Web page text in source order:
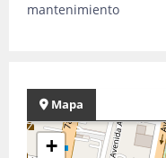
mantenimiento
Mapa
+